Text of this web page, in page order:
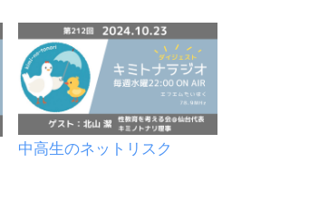
中高生のネットリスク